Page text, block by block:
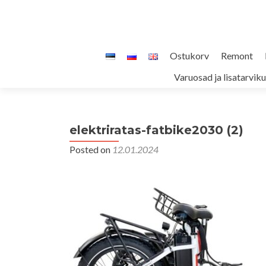
Ostukorv Remont
Varuosad ja
elektriratas-fatbike2030 (2)
Posted on 12.01.2024